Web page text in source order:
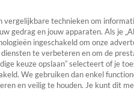
vergelijkbare technieken om
gedrag en jouw apparaten. Als je
ingeschakeld om onze
te verbeteren en om de
keuze opslaan” selecteert of je
We gebruiken dan enkel
en veilig te houden. Je kunt dit